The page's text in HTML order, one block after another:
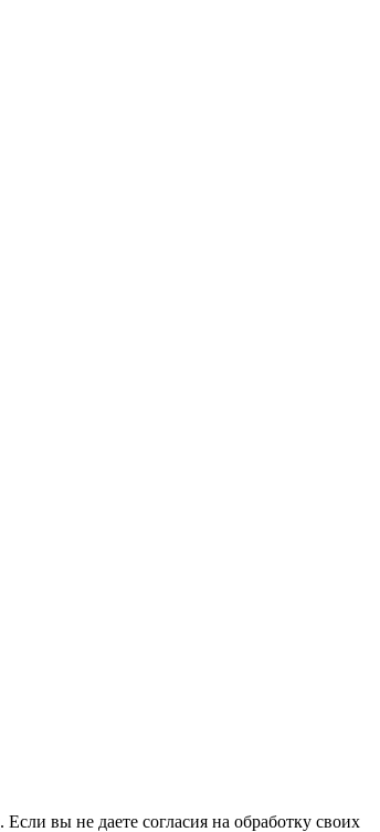
. Если вы не даете согласия на обработку своих